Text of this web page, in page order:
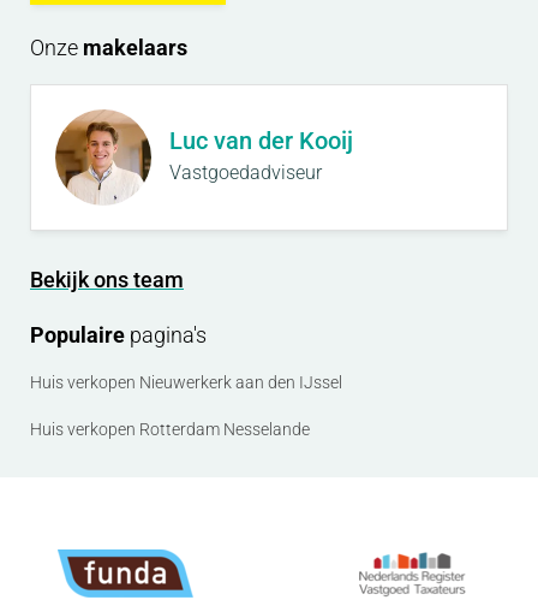
Onze makelaars
Luc van der Kooij
Vastgoedadviseur
Bekijk ons team
Populaire pagina's
Huis verkopen Nieuwerkerk aan den IJssel
Huis verkopen Rotterdam Nesselande